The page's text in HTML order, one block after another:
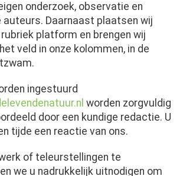
onderzoek, observatie en
auteurs. Daarnaast plaatsen wij
platform en brengen wij
veld in onze kolommen, in de
ingestuurd
worden zorgvuldig
door een kundige redactie. U
tijde een reactie van ons.
of teleurstellingen te
we u nadrukkelijk uitnodigen om